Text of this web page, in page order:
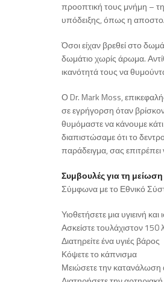
προοπτική τους μνήμη –
υπόδειξης, όπως η
Όσοι είχαν βρεθεί στο
δωμάτιο χωρίς άρωμα.
ικανότητά τους να
Ο Dr. Mark Moss,
σε εγρήγορση όταν
θυμόμαστε να κάνουμε
διαπιστώσαμε ότι το
παράδειγμα, σας
Συμβουλές για τη
Σύμφωνα με το Εθνικό
Υιοθετήσετε μια υγιεινή
Ασκείστε τουλάχιστον
Διατηρείτε ένα υγιές βάρος
Κόψετε το κάπνισμα
Μειώσετε την κατανάλωση